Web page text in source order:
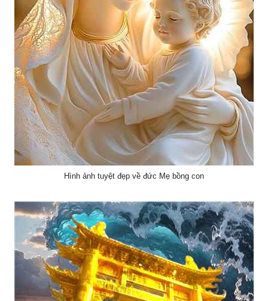
Hình ảnh tuyệt đẹp về đức Mẹ bồng con